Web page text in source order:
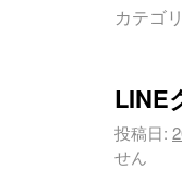
カテゴ
LINE
投稿日:
せん